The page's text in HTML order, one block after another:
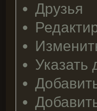
Друзья
Указать